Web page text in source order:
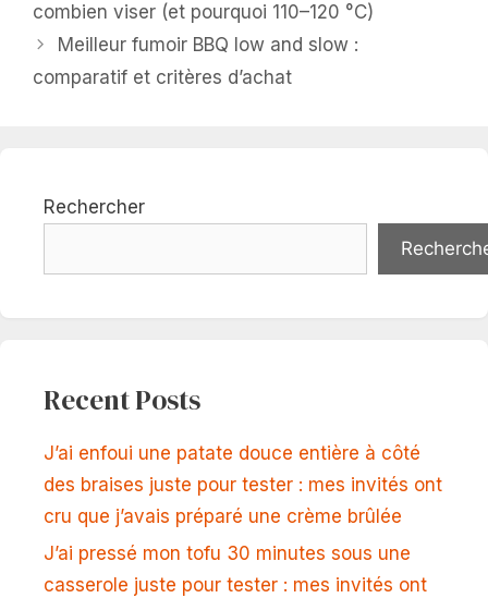
combien viser (et pourquoi 110–120 °C)
Meilleur fumoir BBQ low and slow :
comparatif et critères d’achat
Rechercher
Recent Posts
J’ai enfoui une patate douce entière à côté
des braises juste pour tester : mes invités ont
cru que j’avais préparé une crème brûlée
J’ai pressé mon tofu 30 minutes sous une
casserole juste pour tester : mes invités ont